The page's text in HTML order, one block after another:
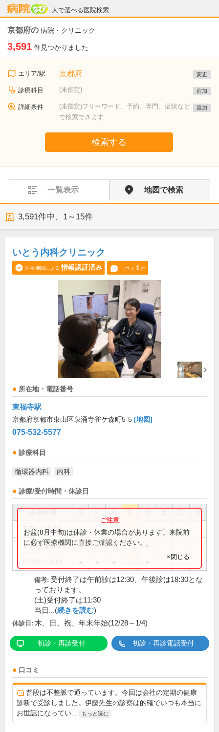
人で選べる医院検索
病院なび
京都府の 病院・クリニック
3,591 件見つかりました
エリア/駅 京都府 変更
診療科目 (未指定) 追加
詳細条件
(未指定)フリーワード、予約、専門、症状など
で検索できます
追加
検索する
一覧表示 地図で検索
3,591件中、 1～15件
いとう内科クリニック
医療機関による 情報認証済み 口コミ 1件
所在地・電話番号
東福寺駅
京都府京都市東山区泉涌寺雀ケ森町5-5 [地図]
075-532-5577
診療科目
循環器内科 内科
診療/受付時間・休診日
祝
9:00～12:00
9:00～13:00 ● ● ●
お盆(8月中旬)は休診・休業の場合があります。来院前
に必ず医療機関に直接ご確認ください。
×閉じる
備考: 受付終了は午前診は12:30、午後診は18:30とな
っております。
(土)受付終了は11:30
当日...(続きを読む)
休診日: 木、日、祝、年末年始(12/28～1/4)
初診・再診受付 初診・再診電話受付
口コミ
普段は不整脈で通っています。今回は会社の定期の健康
診断で受診しました。伊藤先生の診察は的確でいつも本当に
お世話になってい...
もっと読む